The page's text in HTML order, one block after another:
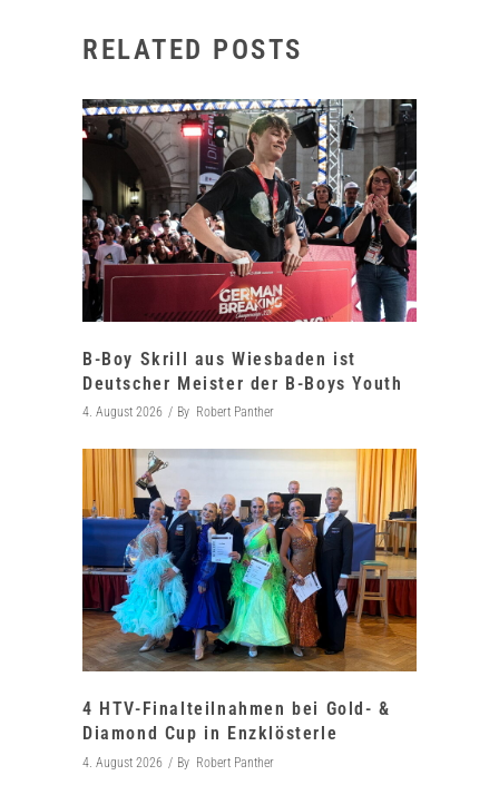
RELATED POSTS
B-Boy Skrill aus Wiesbaden ist
Deutscher Meister der B-Boys Youth
4. August 2026 By Robert Panther
4 HTV-Finalteilnahmen bei Gold- &
Diamond Cup in Enzklösterle
4. August 2026 By Robert Panther